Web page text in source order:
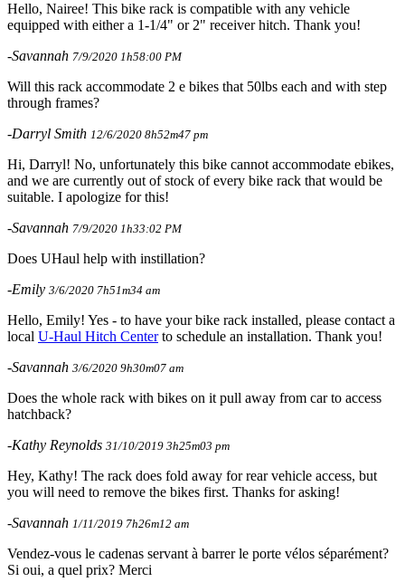
Hello, Nairee! This bike rack is compatible with any vehicle
equipped with either a 1-1/4" or 2" receiver hitch. Thank you!
-Savannah 7/9/2020 1h58:00 PM
Will this rack accommodate 2 e bikes that 50lbs each and with step
through frames?
-Darryl Smith 12/6/2020 8h52m47 pm
Hi, Darryl! No, unfortunately this bike cannot accommodate ebikes,
and we are currently out of stock of every bike rack that would be
suitable. I apologize for this!
-Savannah 7/9/2020 1h33:02 PM
Does UHaul help with instillation?
-Emily 3/6/2020 7h51m34 am
Hello, Emily! Yes - to have your bike rack installed, please contact a
local U-Haul Hitch Centerto schedule an installation. Thank you!
-Savannah 3/6/2020 9h30m07 am
Does the whole rack with bikes on it pull away from car to access
hatchback?
-Kathy Reynolds 31/10/2019 3h25m03 pm
Hey, Kathy! The rack does fold away for rear vehicle access, but
you will need to remove the bikes first. Thanks for asking!
-Savannah 1/11/2019 7h26m12 am
Vendez-vous le cadenas servant à barrer le porte vélos séparément?
Si oui, a quel prix? Merci